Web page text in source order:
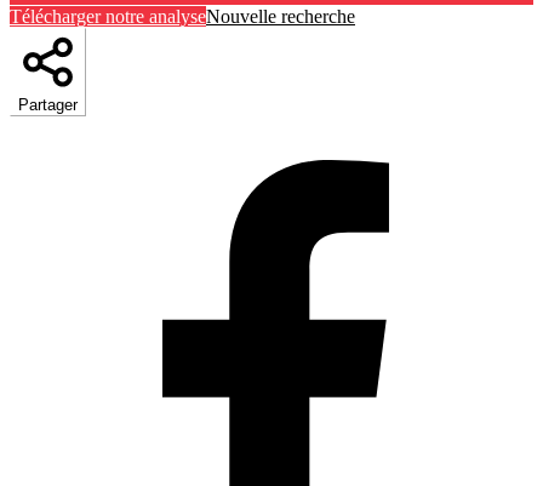
Télécharger notre analyseNouvelle recherche
Partager